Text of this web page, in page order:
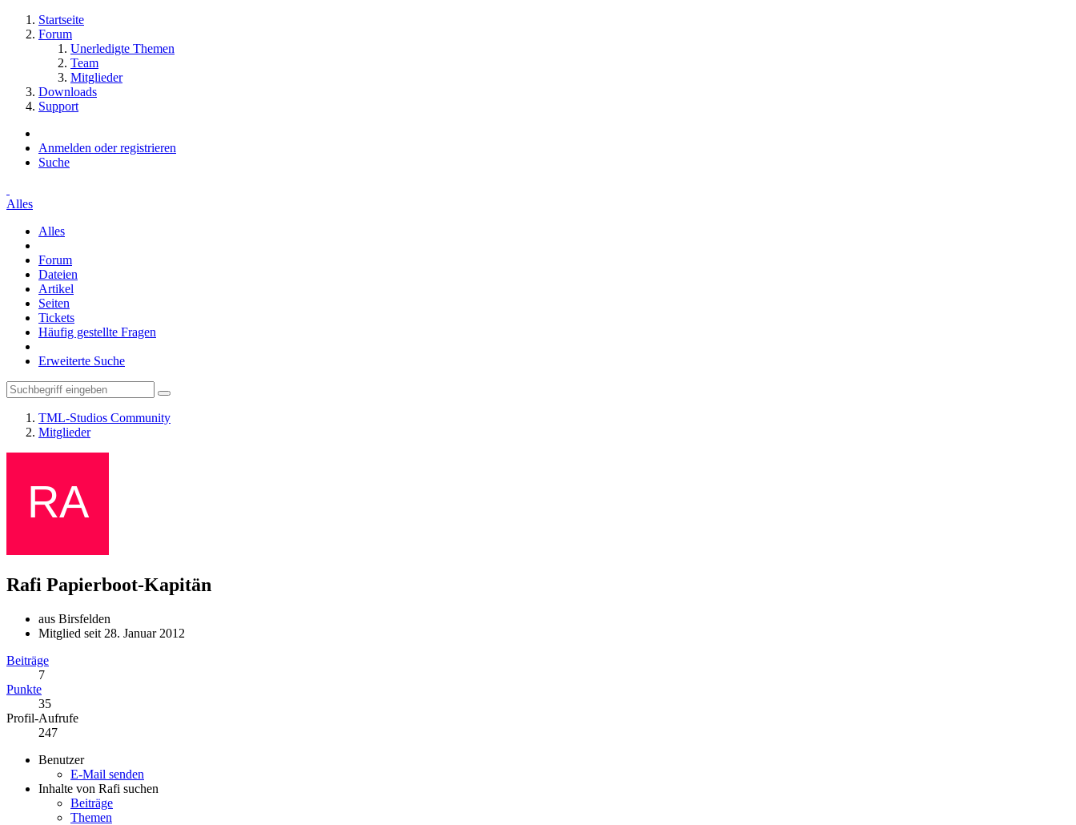
Startseite
Forum
Unerledigte Themen
Team
Mitglieder
Downloads
Support
Anmelden oder registrieren
Suche
Alles
Alles
Forum
Dateien
Artikel
Seiten
Tickets
Häufig gestellte Fragen
Erweiterte Suche
TML-Studios Community
Mitglieder
Rafi Papierboot-Kapitän
aus Birsfelden
Mitglied seit 28. Januar 2012
Beiträge
7
Punkte
35
Profil-Aufrufe
247
Benutzer
E-Mail senden
Inhalte von Rafi suchen
Beiträge
Themen